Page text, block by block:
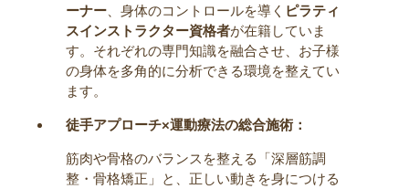
ーナー 、身体のコントロールを導く ピラティ
スインストラクター資格者が在籍していま
す。それぞれの専門知識を融合させ、お子様
の身体を多角的に分析できる環境を整えてい
ます。
徒手アプローチ×運動療法の総合施術：
筋肉や骨格のバランスを整える「深層筋調
整・骨格矯正」と、正しい動きを身につける